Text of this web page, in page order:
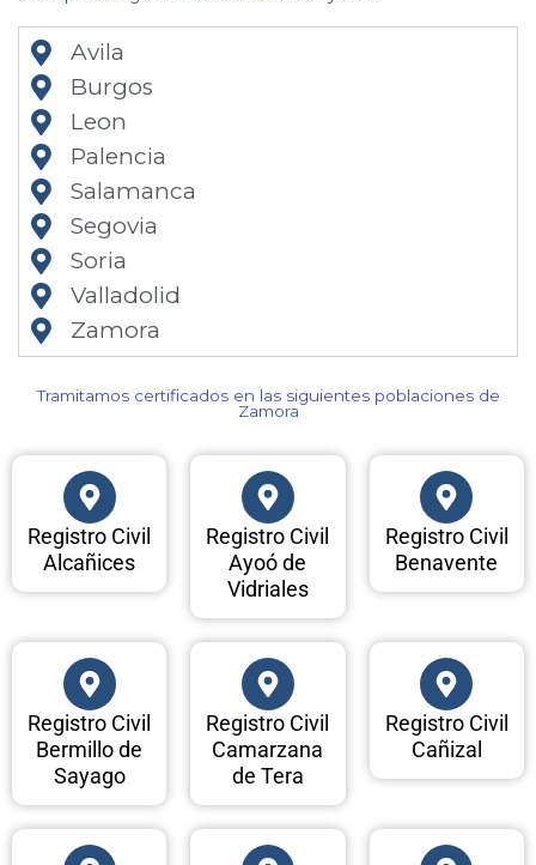
Avila
Burgos
Leon
Palencia
Salamanca
Segovia
Soria
Valladolid
Zamora
Tramitamos certificados en las siguientes poblaciones de
Zamora​
Registro Civil
Alcañices
Registro Civil
Ayoó de
Vidriales
Registro Civil
Benavente
Registro Civil
Bermillo de
Sayago
Registro Civil
Camarzana
de Tera
Registro Civil
Cañizal